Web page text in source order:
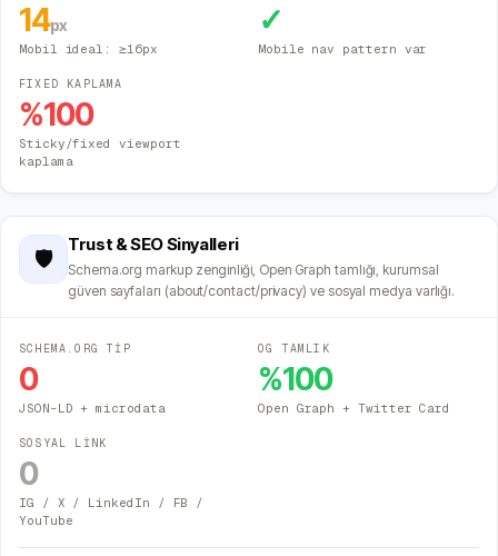
14px
Mobil ideal: ≥16px
✓
Mobile nav pattern var
FIXED KAPLAMA
%100
Sticky/fixed viewport
kaplama
🛡️
Trust & SEO Sinyalleri
Schema.org markup zenginliği, Open Graph tamlığı, kurumsal
güven sayfaları (about/contact/privacy) ve sosyal medya varlığı.
SCHEMA.ORG TİP
0
JSON-LD + microdata
OG TAMLIK
%100
Open Graph + Twitter Card
SOSYAL LİNK
0
IG / X / LinkedIn / FB /
YouTube